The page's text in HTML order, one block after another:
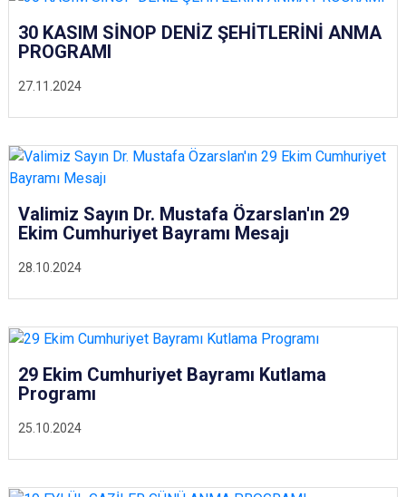
27.11.2024
30 KASIM SİNOP DENİZ ŞEHİTLERİNİ ANMA
PROGRAMI
28.10.2024
Valimiz Sayın Dr. Mustafa Özarslan'ın 29
Ekim Cumhuriyet Bayramı Mesajı
25.10.2024
29 Ekim Cumhuriyet Bayramı Kutlama
Programı